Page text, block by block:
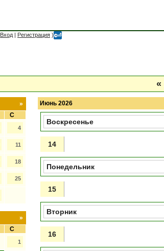
Вход | Регистрация )
«
»
С
4
11
18
25
»
С
1
Июнь 2026
Воскресенье
14
Понедельник
15
Вторник
16